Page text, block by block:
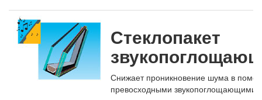
Стеклопакет
Снижает проникновение шума в
превосходными звукопоглощающими